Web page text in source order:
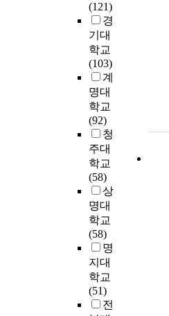
(121)
경
기대
학교
(103)
계
명대
학교
(92)
청
주대
학교
(58)
상
명대
학교
(58)
명
지대
학교
(51)
전